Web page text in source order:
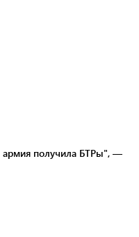
армия получила БТРы", —